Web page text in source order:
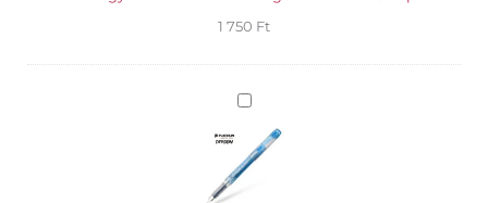
1 750 Ft
Platinum
psq-
400
töltőtoll